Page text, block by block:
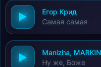
Егор Крид
Самая самая
Manizha,
Ну же, Боже